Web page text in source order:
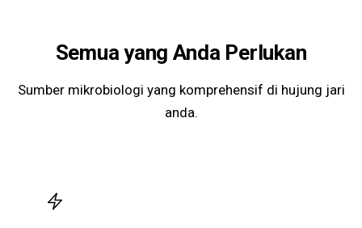
Semua yang Anda Perlukan
Sumber mikrobiologi yang komprehensif di hujung jari
anda.